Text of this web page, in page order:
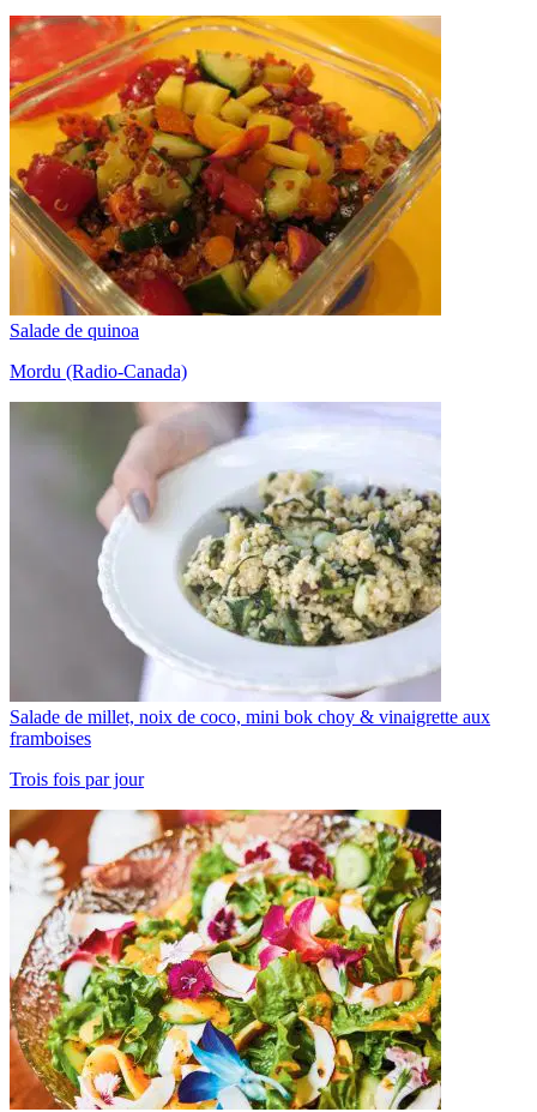
Salade de quinoa
Mordu (Radio-Canada)
Salade de millet, noix de coco, mini bok choy & vinaigrette aux
framboises
Trois fois par jour